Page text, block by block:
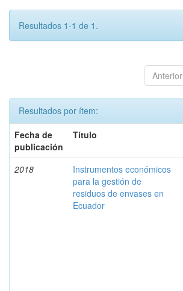
Resultados 1-1 de 1.
Anterior
Resultados por ítem:
Fecha de
publicación
Título
2018
Instrumentos económicos
para la gestión de
residuos de envases en
Ecuador